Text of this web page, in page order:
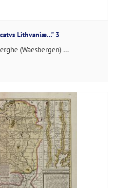
Lithvaniæ…” 3
(Waesbergen) ...